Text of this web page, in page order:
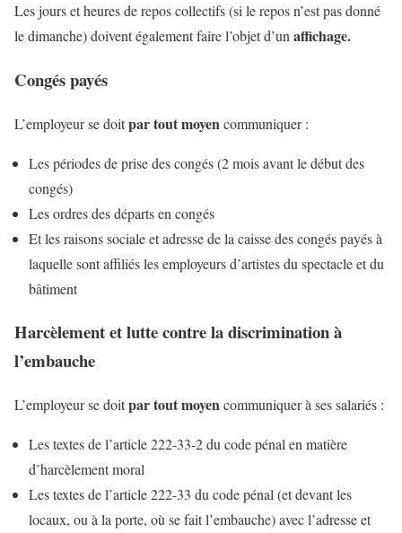
Les jours et heures de repos collectifs (si le repos n’est pas donné
le dimanche) doivent également faire l’objet d’unaffichage.
Congés payés
L’employeur se doitpar tout moyencommuniquer :
Les périodes de prise des congés (2 mois avant le début des
congés)
Les ordres des départs en congés
Et les raisons sociale et adresse de la caisse des congés payés à
laquelle sont affiliés les employeurs d’artistes du spectacle et du
bâtiment
Harcèlement et lutte contre la discrimination à
l’embauche
L’employeur se doitpar tout moyencommuniquer à ses salariés :
Les textes de l’article 222-33-2 du code pénal en matière
d’harcèlement moral
Les textes de l’article 222-33 du code pénal (et devant les
locaux, ou à la porte, où se fait l’embauche) avec l’adresse et